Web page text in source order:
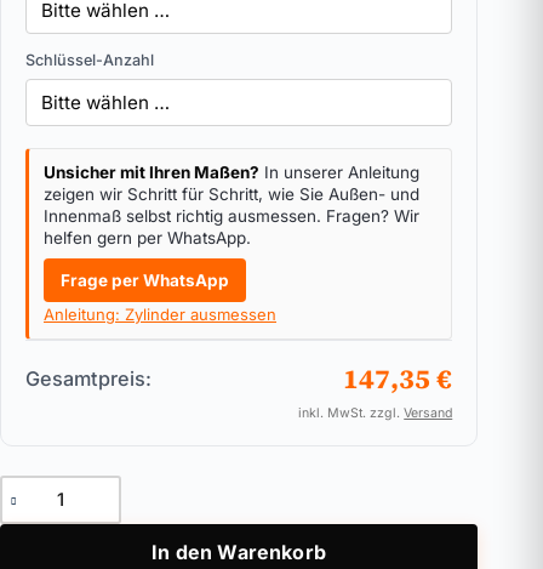
Schlüssel-Anzahl
Unsicher mit Ihren Maßen? In unserer Anleitung
zeigen wir Schritt für Schritt, wie Sie Außen- und
Innenmaß selbst richtig ausmessen. Fragen? Wir
helfen gern per WhatsApp.
Frage per WhatsApp
Anleitung: Zylinder ausmessen
Gesamtpreis: 147,35 €
inkl. MwSt. zzgl.Versand
Vorhangschloss ASSA ABLOY KESO 8000 Omega² / Alle
In den Warenkorb